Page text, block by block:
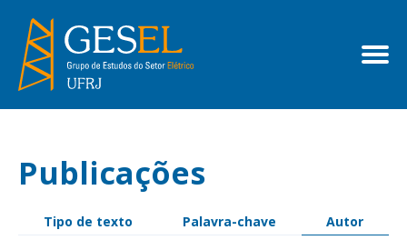
Publicações
Tipo de texto Palavra-chave Autor